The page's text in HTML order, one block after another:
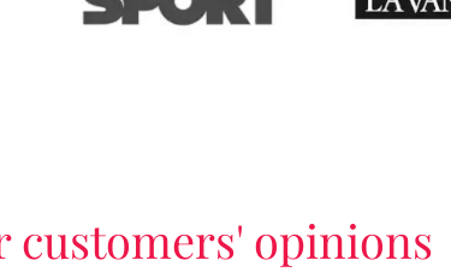
customers' opinions